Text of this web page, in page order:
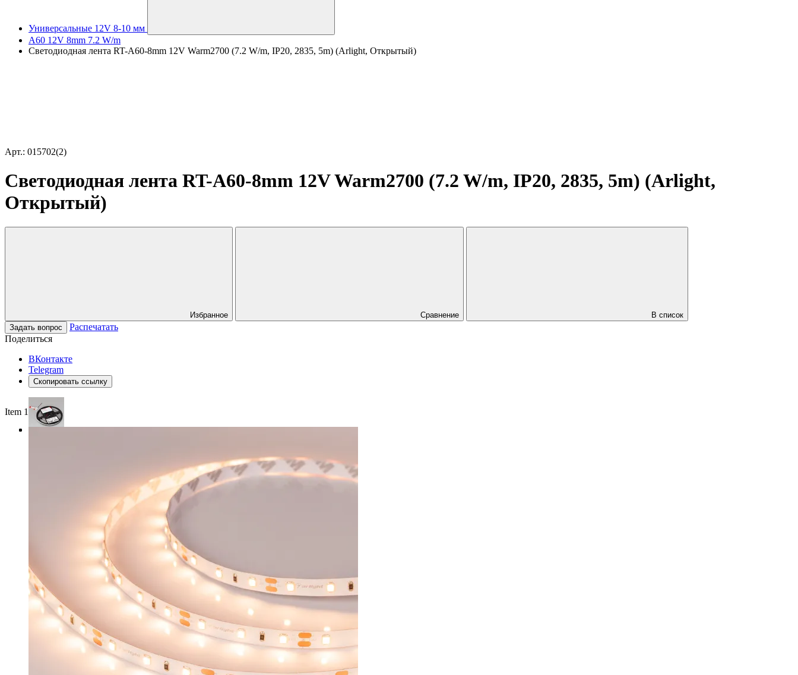
Универсальные 12V 8-10 мм
A60 12V 8mm 7.2 W/m
Светодиодная лента RT-A60-8mm 12V Warm2700 (7.2 W/m, IP20, 2835, 5m) (Arlight, Открытый)
Арт.: 015702(2)
Светодиодная лента RT-A60-8mm 12V Warm2700 (7.2 W/m, IP20, 2835, 5m) (Arlight,
Открытый)
Избранное Сравнение
В список
Задать вопрос
Распечатать
Поделиться
ВКонтакте
Telegram
Скопировать ссылку
Item 1 of 3